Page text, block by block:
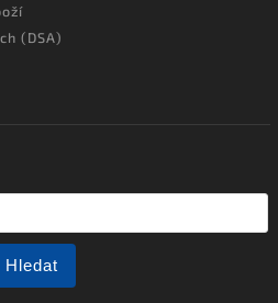
(DSA)
Hledat